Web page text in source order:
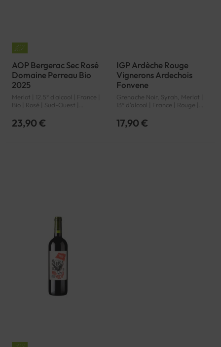
AOP Bergerac Sec Rosé
Domaine Perreau Bio
2025
Merlot | 12.5° d'alcool | France |
Bio | Rosé | Sud-Ouest |
23,90 €
IGP Ardèche Rouge
Vignerons Ardechois
Fonvene
Grenache Noir, Syrah, Merlot |
13° d'alcool | France | Rouge |
17,90 €